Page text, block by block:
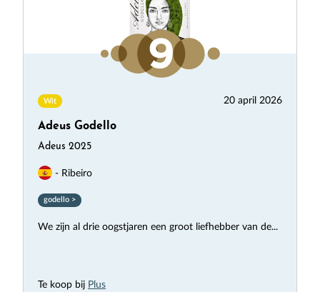
Wit 20 april 2026
Adeus Godello
Adeus 2025
- Ribeiro
godello >
We zijn al drie oogstjaren een groot liefhebber van de...
Te koop bij Plus